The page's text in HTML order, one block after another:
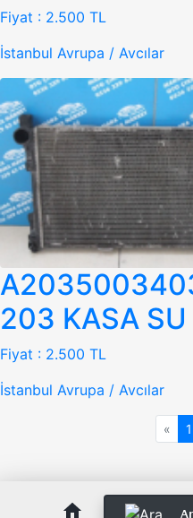
Fiyat : 2.500 TL
İstanbul Avrupa / Avcılar
203 KASA SU
Fiyat : 2.500 TL
İstanbul Avrupa / Avcılar
« 1